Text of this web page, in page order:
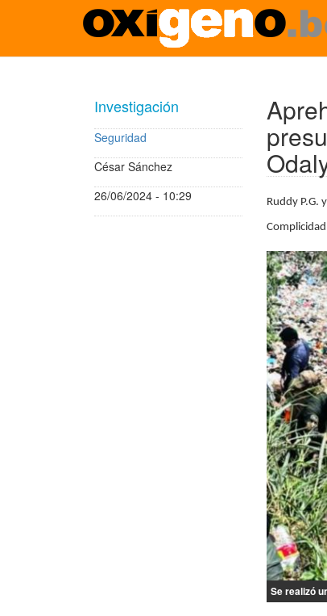
Pasar
Investigación
Seguridad
César Sánchez
26/06/2024 - 10:29
Ruddy P.G.
Se realizó